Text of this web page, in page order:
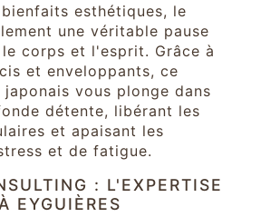
esthétiques, le
une véritable pause
corps et l'esprit. Grâce à
et enveloppants, ce
japonais vous plonge dans
détente, libérant les
et apaisant les
et de fatigue.
: L'EXPERTISE
EYGUIÈRES